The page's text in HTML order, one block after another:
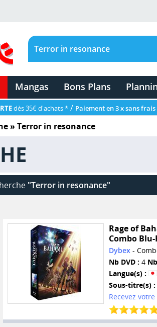
Mangas Bons Plans
dès 35€ d'achats * / Paiement en 3 x sans frais
» Terror in resonance
"Terror in resonance"
Rage of
Combo
Dybex-
Nb DVD : 4
Langue(s) :
Sous-titre(s) :
Recevez